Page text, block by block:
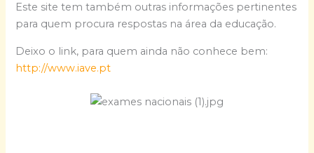
Este site tem também outras informações pertinentes
para quem procura respostas na área da educação.
Deixo o link, para quem ainda não conhece bem:
http://www.iave.pt